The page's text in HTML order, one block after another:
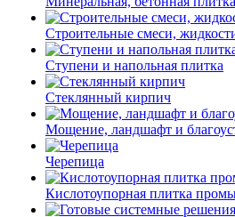
Строительные смеси,
Ступени и напольная плитка
Cтеклянный кирпич
Мощение, ландшафт и
Черепица
Кислотоупорная плитка